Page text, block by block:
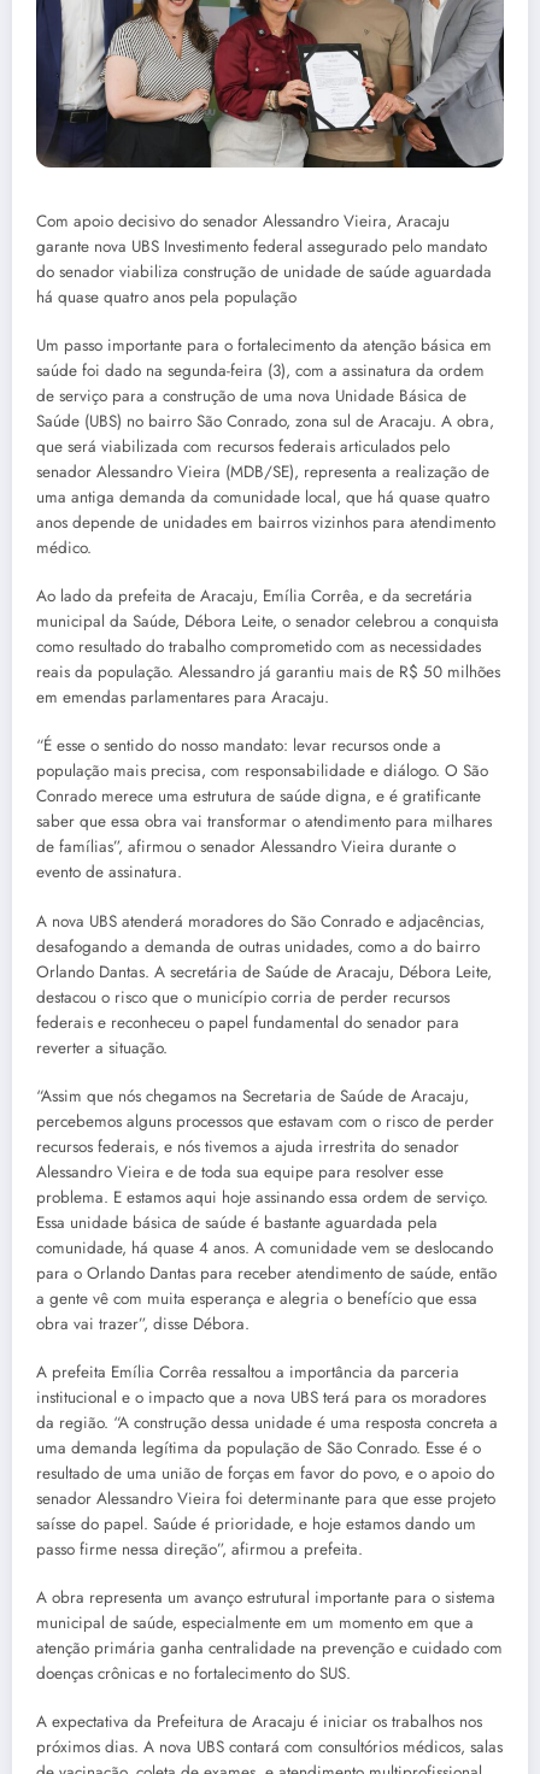
Com apoio decisivo do senador Alessandro Vieira, Aracaju
garante nova UBS Investimento federal assegurado pelo mandato
do senador viabiliza construção de unidade de saúde aguardada
há quase quatro anos pela população
Um passo importante para o fortalecimento da atenção básica em
saúde foi dado na segunda-feira (3), com a assinatura da ordem
de serviço para a construção de uma nova Unidade Básica de
Saúde (UBS) no bairro São Conrado, zona sul de Aracaju. A obra,
que será viabilizada com recursos federais articulados pelo
senador Alessandro Vieira (MDB/SE), representa a realização de
uma antiga demanda da comunidade local, que há quase quatro
anos depende de unidades em bairros vizinhos para atendimento
médico.
Ao lado da prefeita de Aracaju, Emília Corrêa, e da secretária
municipal da Saúde, Débora Leite, o senador celebrou a conquista
como resultado do trabalho comprometido com as necessidades
reais da população. Alessandro já garantiu mais de R$ 50 milhões
em emendas parlamentares para Aracaju.
“É esse o sentido do nosso mandato: levar recursos onde a
população mais precisa, com responsabilidade e diálogo. O São
Conrado merece uma estrutura de saúde digna, e é gratificante
saber que essa obra vai transformar o atendimento para milhares
de famílias”, afirmou o senador Alessandro Vieira durante o
evento de assinatura.
A nova UBS atenderá moradores do São Conrado e adjacências,
desafogando a demanda de outras unidades, como a do bairro
Orlando Dantas. A secretária de Saúde de Aracaju, Débora Leite,
destacou o risco que o município corria de perder recursos
federais e reconheceu o papel fundamental do senador para
reverter a situação.
“Assim que nós chegamos na Secretaria de Saúde de Aracaju,
percebemos alguns processos que estavam com o risco de perder
recursos federais, e nós tivemos a ajuda irrestrita do senador
Alessandro Vieira e de toda sua equipe para resolver esse
problema. E estamos aqui hoje assinando essa ordem de serviço.
Essa unidade básica de saúde é bastante aguardada pela
comunidade, há quase 4 anos. A comunidade vem se deslocando
para o Orlando Dantas para receber atendimento de saúde, então
a gente vê com muita esperança e alegria o benefício que essa
obra vai trazer”, disse Débora.
A prefeita Emília Corrêa ressaltou a importância da parceria
institucional e o impacto que a nova UBS terá para os moradores
da região. “A construção dessa unidade é uma resposta concreta a
uma demanda legítima da população de São Conrado. Esse é o
resultado de uma união de forças em favor do povo, e o apoio do
senador Alessandro Vieira foi determinante para que esse projeto
saísse do papel. Saúde é prioridade, e hoje estamos dando um
passo firme nessa direção”, afirmou a prefeita.
A obra representa um avanço estrutural importante para o sistema
municipal de saúde, especialmente em um momento em que a
atenção primária ganha centralidade na prevenção e cuidado com
doenças crônicas e no fortalecimento do SUS.
A expectativa da Prefeitura de Aracaju é iniciar os trabalhos nos
próximos dias. A nova UBS contará com consultórios médicos, salas